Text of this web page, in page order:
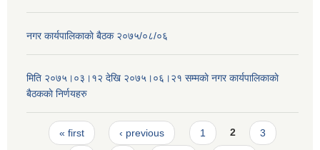
नगर कार्यपालिकाकाे बैठक २०७५/०८/०६
मिति २०७५।०३।१२ देखि २०७५।०६।२१ सम्मकाे नगर कार्यपालिकाकाे
बैठककाे निर्णयहरु
Pages
« first ‹ previous 1 2 3